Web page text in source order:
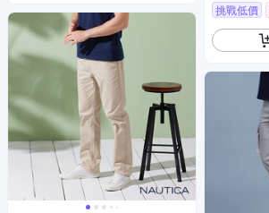
挑戰低價